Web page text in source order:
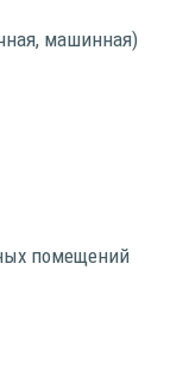
машинная)
помещений